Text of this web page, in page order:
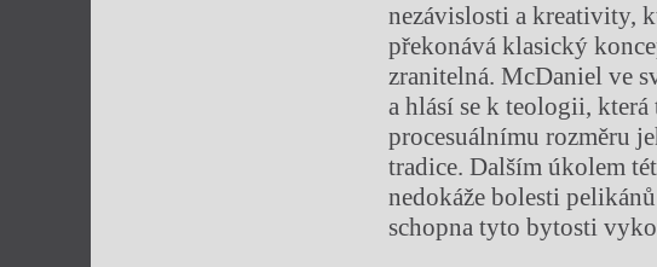
nezávislosti a kreativity,
překonává klasický
zranitelná. McDaniel ve
a hlásí se k teologii,
procesuálnímu rozměru
tradice. Dalším úkolem
nedokáže bolesti
schopna tyto bytosti